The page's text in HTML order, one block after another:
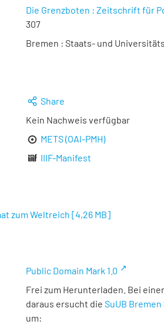
Die Grenzboten : Zeitschrift für
307
Bremen : Staats- und
Share
Kein Nachweis verfügbar
METS (OAI-PMH)
IIIF-Manifest
zum Weltreich [4,26 MB]
Public Domain Mark 1.0
Frei zum Herunterladen. Bei
daraus ersucht die SuUB Bremen
um: